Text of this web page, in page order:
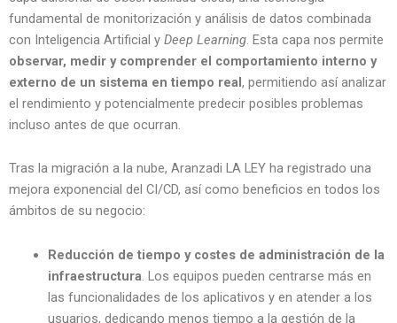
fundamental de monitorización y análisis de datos combinada
con Inteligencia Artificial y Deep Learning . Esta capa nos permite
observar, medir y comprender el comportamiento interno y
externo de un sistema en tiempo real, permitiendo así analizar
el rendimiento y potencialmente predecir posibles problemas
incluso antes de que ocurran.
Tras la migración a la nube, Aranzadi LA LEY ha registrado una
mejora exponencial del CI/CD, así como beneficios en todos los
ámbitos de su negocio:
Reducción de tiempo y costes de administración de la
infraestructura. Los equipos pueden centrarse más en
las funcionalidades de los aplicativos y en atender a los
usuarios, dedicando menos tiempo a la gestión de la